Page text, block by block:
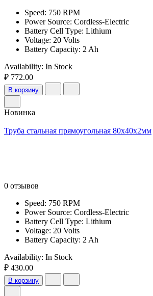
Speed: 750 RPM
Power Source: Cordless-Electric
Battery Cell Type: Lithium
Voltage: 20 Volts
Battery Capacity: 2 Ah
Availability: In Stock
₽ 772.00
В корзину
Новинка
Труба стальная прямоугольная 80х40х2мм
0 отзывов
Speed: 750 RPM
Power Source: Cordless-Electric
Battery Cell Type: Lithium
Voltage: 20 Volts
Battery Capacity: 2 Ah
Availability: In Stock
₽ 430.00
В корзину